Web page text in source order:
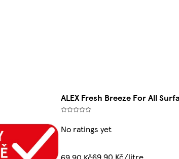
ALEX Fresh Breeze For All
No ratings yet